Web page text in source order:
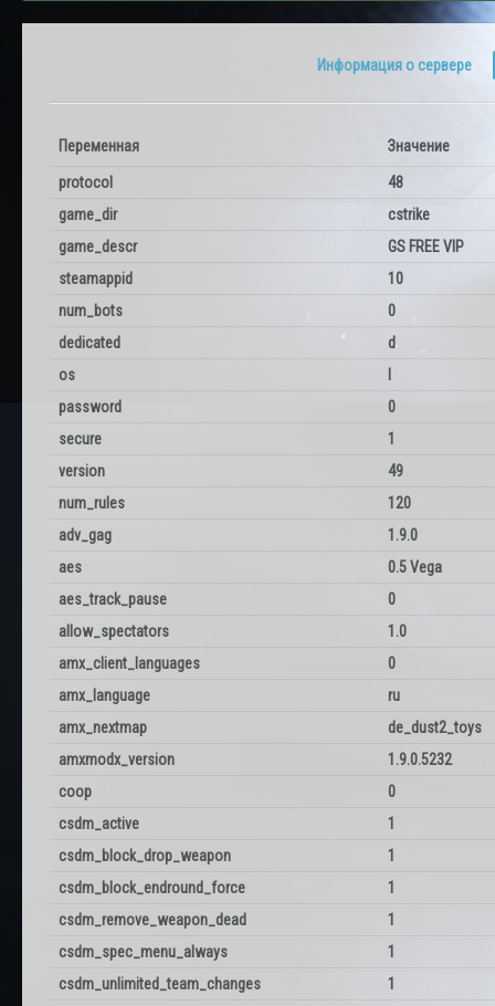
Информация о сервере
Переменная Значение
protocol
48
game_dir
cstrike
game_descr
GS FREE VIP
steamappid
10
num_bots
0
dedicated
d
os
password
0
secure
1
version
49
num_rules
120
adv_gag
1.9.0
aes
0.5 Vega
aes_track_pause
0
allow_spectators
1.0
amx_client_languages
0
amx_language
ru
amx_nextmap
de_dust2_toys
amxmodx_version
1.9.0.5232
coop
0
csdm_active
1
csdm_block_drop_weapon
1
csdm_block_endround_force
1
csdm_remove_weapon_dead
1
csdm_spec_menu_always
1
csdm_unlimited_team_changes
1